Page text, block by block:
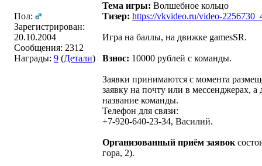
Пол:
Зарегистрирован:
20.10.2004
Сообщения: 2312
Награды: 9 (Детали)
Тема игры: Волшебное кольцо
Тизер: https://vkvideo.ru/video-
Игра на баллы, на движке gamesSR.
Взнос: 10000 рублей с команды.
Заявки принимаются с момента
заявку на почту или в мессенджерах, а
название команды.
Телефон для связи:
+7-920-640-23-34, Василий.
Организованный приём заявок
гора, 2).